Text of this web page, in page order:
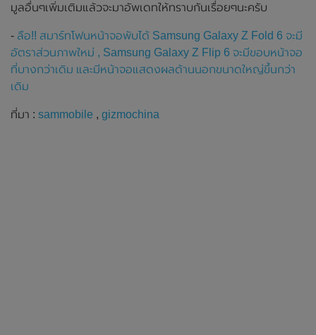
มูลอื่นๆเพิ่มเติมแล้วจะมาอัพเดทให้ทราบกันเรื่อยๆนะครับ
- ลือ!! สมาร์ทโฟนหน้าจอพับได้ Samsung Galaxy Z Fold 6 จะมี
อัตราส่วนภาพใหม่ , Samsung Galaxy Z Flip 6 จะมีขอบหน้าจอ
ที่บางกว่าเดิม และมีหน้าจอแสดงผลด้านนอกขนาดใหญ่ขึ้นกว่า
เดิม
ที่มา : sammobile , gizmochina